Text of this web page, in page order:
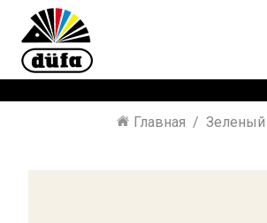
Главная Зеленый